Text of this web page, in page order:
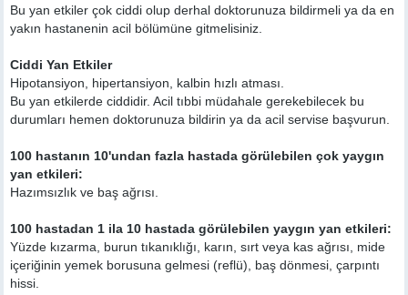
Bu yan etkiler çok ciddi olup derhal doktorunuza bildirmeli ya da en
yakın hastanenin acil bölümüne gitmelisiniz.
Ciddi Yan Etkiler
Hipotansiyon, hipertansiyon, kalbin hızlı atması.
Bu yan etkilerde ciddidir. Acil tıbbi müdahale gerekebilecek bu
durumları hemen doktorunuza bildirin ya da acil servise başvurun.
100 hastanın 10'undan fazla hastada görülebilen çok yaygın
yan etkileri:
Hazımsızlık ve baş ağrısı.
100 hastadan 1 ila 10 hastada görülebilen yaygın yan etkileri:
Yüzde kızarma, burun tıkanıklığı, karın, sırt veya kas ağrısı, mide
içeriğinin yemek borusuna gelmesi (reflü), baş dönmesi, çarpıntı
hissi.